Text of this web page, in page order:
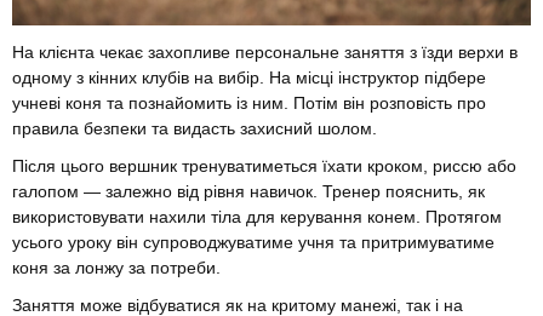
На клієнта чекає захопливе персональне заняття з їзди верхи в
одному з кінних клубів на вибір. На місці інструктор підбере
учневі коня та познайомить із ним. Потім він розповість про
правила безпеки та видасть захисний шолом.
Після цього вершник тренуватиметься їхати кроком, риссю або
галопом — залежно від рівня навичок. Тренер пояснить, як
використовувати нахили тіла для керування конем. Протягом
усього уроку він супроводжуватиме учня та притримуватиме
коня за лонжу за потреби.
Заняття може відбуватися як на критому манежі, так і на